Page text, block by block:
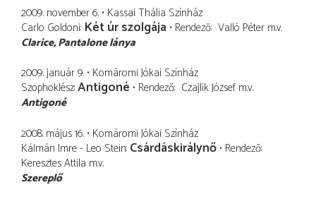
2009. november 6. Kassai Thália Színház
Carlo Goldoni Két úr szolgája Rendező Valló Péter m.v.
Clarice Pantalone lánya
2009. január 9. Komáromi Jókai Színház
Szophoklész Antigoné Rendező Czajlik József m.v.
Antigoné
2008. május 16. Komáromi Jókai Színház
Kálmán Imre - Leo Stein Csárdáskirálynő Rendező
Keresztes Attila m.v.
Szereplő